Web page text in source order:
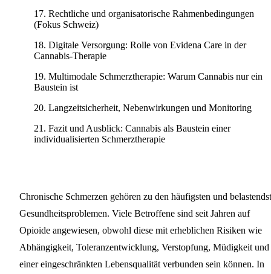
Rechtliche und organisatorische Rahmenbedingungen
(Fokus Schweiz)
Digitale Versorgung: Rolle von Evidena Care in der
Cannabis-Therapie
Multimodale Schmerztherapie: Warum Cannabis nur ein
Baustein ist
Langzeitsicherheit, Nebenwirkungen und Monitoring
Fazit und Ausblick: Cannabis als Baustein einer
individualisierten Schmerztherapie
Chronische Schmerzen gehören zu den häufigsten und
Gesundheitsproblemen. Viele Betroffene sind seit Jahren auf
Opioide angewiesen, obwohl diese mit erheblichen Risiken wie
Abhängigkeit, Toleranzentwicklung, Verstopfung, Müdigkeit und
einer eingeschränkten Lebensqualität verbunden sein können. In